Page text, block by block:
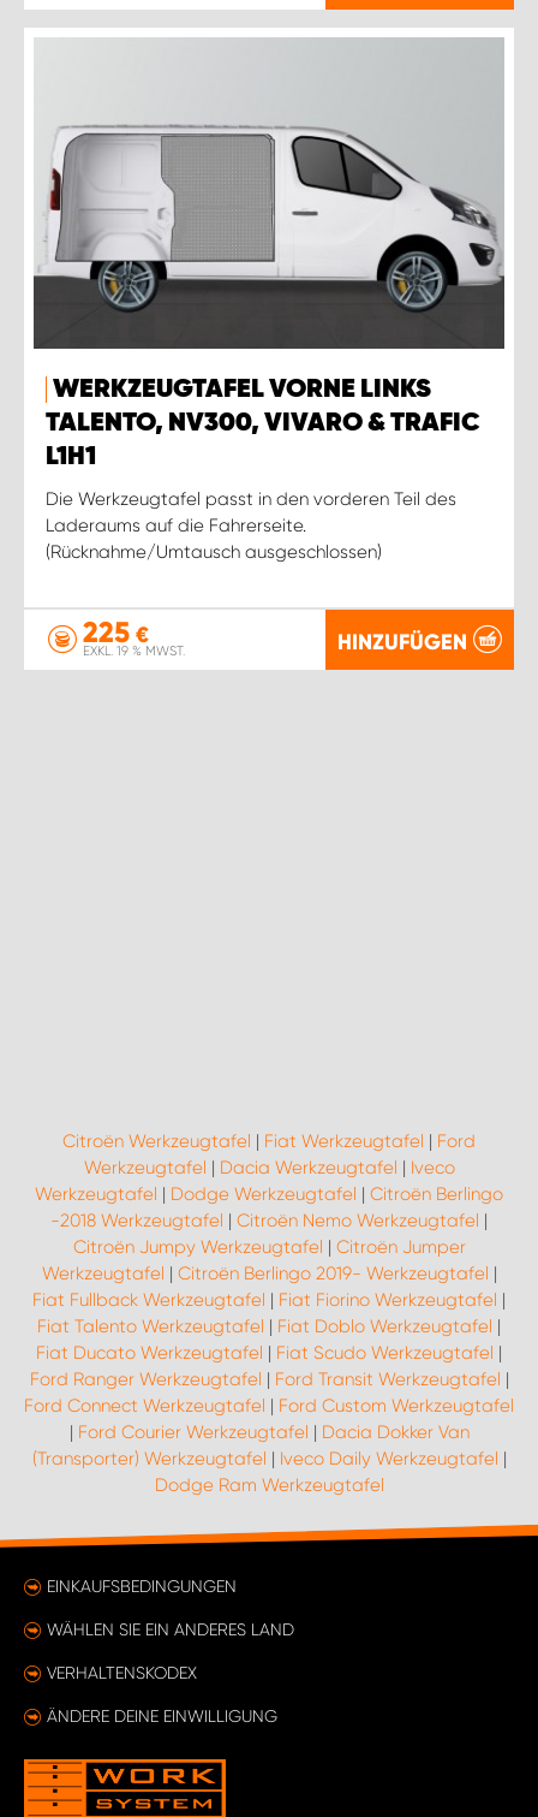
WERKZEUGTAFEL VORNE LINKS
TALENTO, NV300, VIVARO & TRAFIC
L1H1
Die Werkzeugtafel passt in den vorderen Teil des
Laderaums auf die Fahrerseite.
(Rücknahme/Umtausch ausgeschlossen)
225 €
EXKL. 19 % MWST. HINZUFÜGEN
Citroën Werkzeugtafel | Fiat Werkzeugtafel | Ford
Werkzeugtafel | Dacia Werkzeugtafel | Iveco
Werkzeugtafel | Dodge Werkzeugtafel | Citroën Berlingo
-2018 Werkzeugtafel | Citroën Nemo Werkzeugtafel |
Citroën Jumpy Werkzeugtafel | Citroën Jumper
Werkzeugtafel | Citroën Berlingo 2019- Werkzeugtafel |
Fiat Fullback Werkzeugtafel | Fiat Fiorino Werkzeugtafel |
Fiat Talento Werkzeugtafel | Fiat Doblo Werkzeugtafel |
Fiat Ducato Werkzeugtafel | Fiat Scudo Werkzeugtafel |
Ford Ranger Werkzeugtafel | Ford Transit Werkzeugtafel |
Ford Connect Werkzeugtafel | Ford Custom Werkzeugtafel
| Ford Courier Werkzeugtafel | Dacia Dokker Van
(Transporter) Werkzeugtafel | Iveco Daily Werkzeugtafel |
Dodge Ram Werkzeugtafel
EINKAUFSBEDINGUNGEN
WÄHLEN SIE EIN ANDERES LAND
VERHALTENSKODEX
ÄNDERE DEINE EINWILLIGUNG